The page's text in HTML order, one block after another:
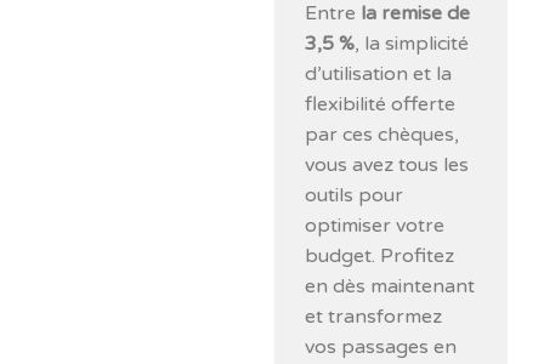
Entre la remise de
3,5 %, la simplicité
d’utilisation et la
flexibilité offerte
par ces chèques,
vous avez tous les
outils pour
optimiser votre
budget. Profitez
en dès maintenant
et transformez
vos passages en